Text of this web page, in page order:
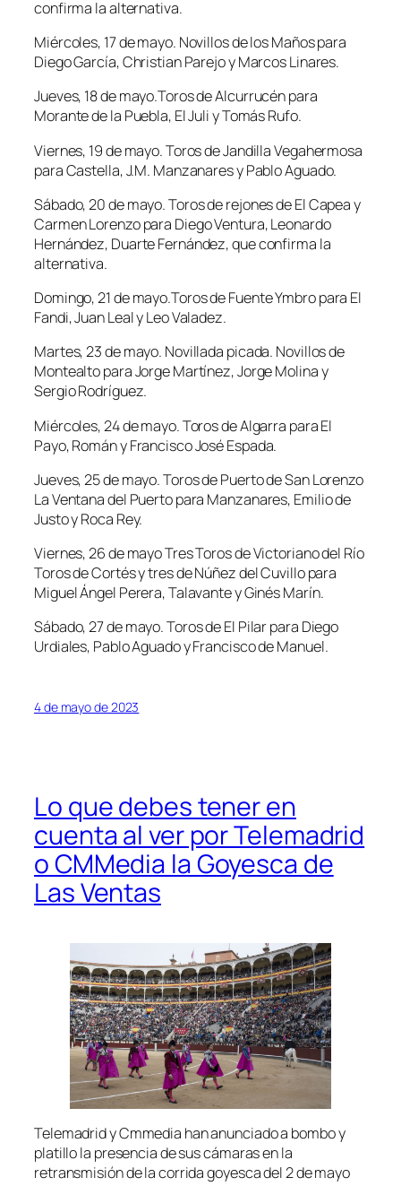
confirma la alternativa.
Miércoles, 17 de mayo. Novillos de los Maños para
Diego García, Christian Parejo y Marcos Linares.
Jueves, 18 de mayo.Toros de Alcurrucén para
Morante de la Puebla, El Juli y Tomás Rufo.
Viernes, 19 de mayo. Toros de Jandilla Vegahermosa
para Castella, J.M. Manzanares y Pablo Aguado.
Sábado, 20 de mayo. Toros de rejones de El Capea y
Carmen Lorenzo para Diego Ventura, Leonardo
Hernández, Duarte Fernández, que confirma la
alternativa.
Domingo, 21 de mayo.Toros de Fuente Ymbro para El
Fandi, Juan Leal y Leo Valadez.
Martes, 23 de mayo. Novillada picada. Novillos de
Montealto para Jorge Martínez, Jorge Molina y
Sergio Rodríguez.
Miércoles, 24 de mayo. Toros de Algarra para El
Payo, Román y Francisco José Espada.
Jueves, 25 de mayo. Toros de Puerto de San Lorenzo
La Ventana del Puerto para Manzanares, Emilio de
Justo y Roca Rey.
Viernes, 26 de mayo Tres Toros de Victoriano del Río
Toros de Cortés y tres de Núñez del Cuvillo para
Miguel Ángel Perera, Talavante y Ginés Marín.
Sábado, 27 de mayo. Toros de El Pilar para Diego
Urdiales, Pablo Aguado y Francisco de Manuel.
4 de mayo de 2023
Lo que debes tener en
cuenta al ver por Telemadrid
o CMMedia la Goyesca de
Las Ventas
Telemadrid y Cmmedia han anunciado a bombo y
platillo la presencia de sus cámaras en la
retransmisión de la corrida goyesca del 2 de mayo